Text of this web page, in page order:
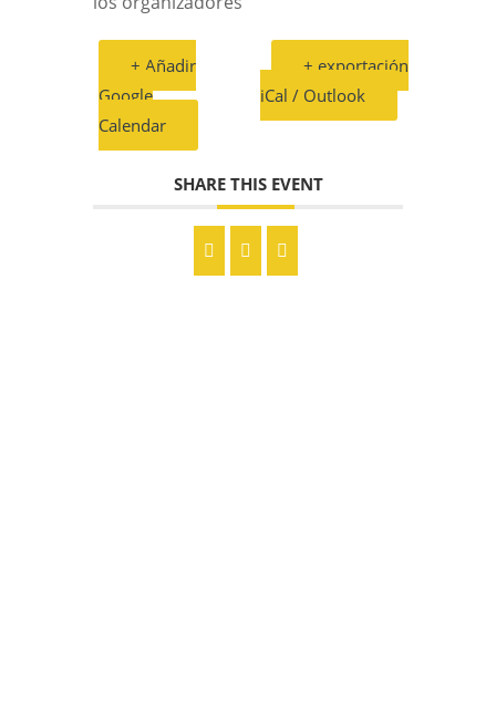
+ Añadir
Google
Calendar
+ exportación
iCal / Outlook
SHARE THIS EVENT